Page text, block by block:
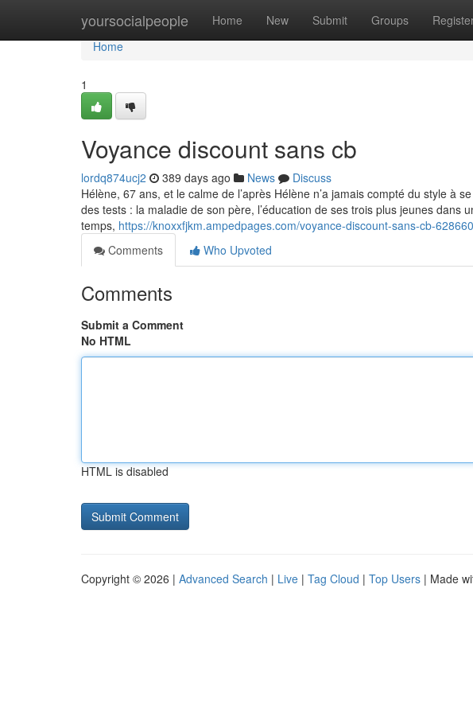
yoursocialpeople Home New Submit Groups
Home
Home
1
Voyance discount sans cb
lordq874ucj2 389 days ago News
Discuss
Hélène, 67 ans, et le calme de l’après Hélène n’a jamais compté du style à
des tests : la maladie de son père, l’éducation de ses trois plus jeunes dans
temps, https://knoxxfjkm.ampedpages.com/voyance-discount-sans-cb-
Comments
Who Upvoted
Comments
Submit a Comment
No HTML
HTML is disabled
Copyright © 2026 | Advanced Search | Live | Tag Cloud | Top Users | Made